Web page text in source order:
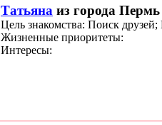
Татьяна из города
Цель знакомства: Поиск
Жизненные приоритеты:
Интересы: